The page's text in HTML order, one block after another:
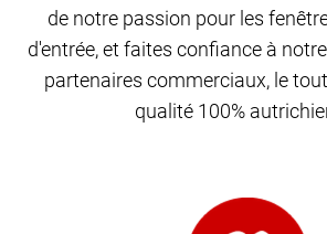
de notre passion pour les
d'entrée, et faites confiance à
partenaires commerciaux, le
qualité 100%